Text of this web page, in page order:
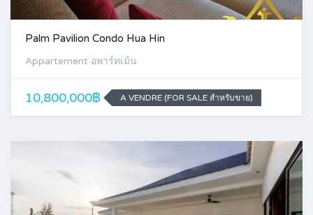
Palm Pavilion Condo Hua Hin
Appartement อพาร์ทเม้น
10,800,000฿ A VENDRE (FOR SALE สำหรับขาย)